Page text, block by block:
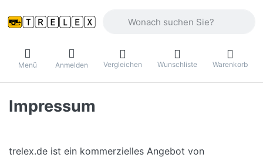
Menü Anmelden Vergleichen Wunschliste Warenkorb
Impressum
trelex.de ist ein kommerzielles Angebot von